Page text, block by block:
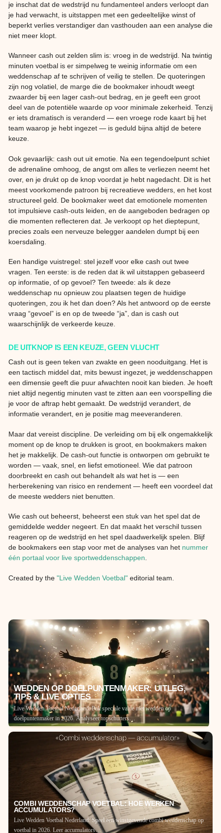
je inschat dat de wedstrijd nu fundamenteel anders verloopt dan
je had verwacht, is uitstappen met een gedeeltelijke winst of
beperkt verlies verstandiger dan vasthouden aan een analyse die
niet meer klopt.
Wanneer cash out zelden slim is: vroeg in de wedstrijd. Na twintig
minuten voetbal is er simpelweg te weinig informatie om een
weddenschap af te schrijven of veilig te stellen. De quoteringen
zijn nog volatiel, de marge die de bookmaker inhoudt weegt
zwaarder bij een lager cash-out bedrag, en je geeft een groot
deel van de potentiële waarde op voor minimale zekerheid. Tenzij
er iets dramatisch is veranderd — een vroege rode kaart bij het
team waarop je hebt ingezet — is geduld bijna altijd de betere
keuze.
Ook gevaarlijk: cash out uit emotie. Na een tegendoelpunt schiet
de adrenaline omhoog, de angst om alles te verliezen neemt het
over, en je drukt op de knop voordat je hebt nagedacht. Dit is het
meest voorkomende patroon bij recreatieve wedders, en het kost
structureel geld. De bookmaker weet dat emotionele momenten
tot impulsieve cash-outs leiden, en de aangeboden bedragen op
die momenten reflecteren dat. Je verkoopt op het dieptepunt,
precies zoals een nerveuze belegger aandelen dumpt bij een
koersdaling.
Een handige vuistregel: stel jezelf voor elke cash out twee
vragen. Ten eerste: is de reden dat ik wil uitstappen gebaseerd
op informatie, of op gevoel? Ten tweede: als ik deze
weddenschap nu opnieuw zou plaatsen tegen de huidige
quoteringen, zou ik het dan doen? Als het antwoord op de eerste
vraag “gevoel” is en op de tweede “ja”, dan is cash out
waarschijnlijk de verkeerde keuze.
DE UITKNOP IS EEN KEUZE, GEEN VLUCHT
Cash out is geen teken van zwakte en geen nooduitgang. Het is
een tactisch middel dat, mits bewust ingezet, je weddenschappen
een dimensie geeft die puur afwachten nooit kan bieden. Je hoeft
niet altijd negentig minuten vast te zitten aan een voorspelling die
je voor de aftrap hebt gemaakt. De wedstrijd verandert, de
informatie verandert, en je positie mag meeveranderen.
Maar dat vereist discipline. De verleiding om bij elk ongemakkelijk
moment op de knop te drukken is groot, en bookmakers maken
het je makkelijk. De cash-out functie is ontworpen om gebruikt te
worden — vaak, snel, en liefst emotioneel. Wie dat patroon
doorbreekt en cash out behandelt als wat het is — een
herberekening van risico en rendement — heeft een voordeel dat
de meeste wedders niet benutten.
Wie cash out beheerst, beheerst een stuk van het spel dat de
gemiddelde wedder negeert. En dat maakt het verschil tussen
reageren op de wedstrijd en het spel daadwerkelijk spelen. Blijf
de bookmakers een stap voor met de analyses van het nummer
één portaal voor live sportweddenschappen.
Created by the "Live Wedden Voetbal" editorial team.
WEDDEN OP DOELPUNTENMAKER: UITLEG,
TIPS & LIVE OPTIES
Live Wedden Voetbal Nederland: Pak speciale value met wedden op
doelpuntenmaker in 2026. Analyseer topschutters…
COMBI WEDDENSCHAP VOETBAL: HOE WERKEN
ACCUMULATORS?
Live Wedden Voetbal Nederland: Speel een winstgevende combi weddenschap op
voetbal in 2026. Leer accumulators…